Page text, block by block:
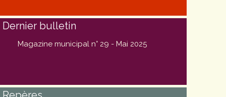
Dernier bulletin
Magazine municipal n° 29 - Mai 2025